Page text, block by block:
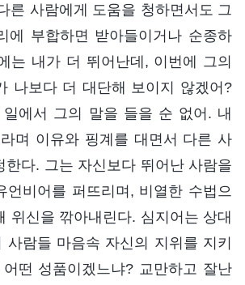
른 사람에게 도움을 청하면서도 그
에 부합하면 받아들이거나 순종하
는 내가 더 뛰어난데, 이번에 그의
나보다 더 대단해 보이지 않겠어?
에서 그의 말을 들을 순 없어. 내
라며 이유와 핑계를 대면서 다른 사
한다. 그는 자신보다 뛰어난 사람을
언비어를 퍼뜨리며, 비열한 수법으
위신을 깎아내린다. 심지어는 상대
사람들 마음속 자신의 지위를 지키
떤 성품이겠느냐? 교만하고 잘난